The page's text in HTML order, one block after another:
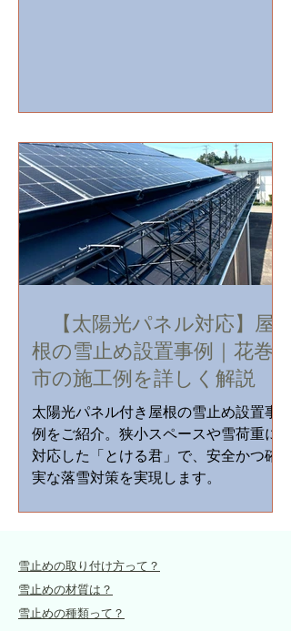
【太陽光パネル対応】屋
根の雪止め設置事例｜花巻
市の施工例を詳しく解説
太陽光パネル付き屋根の雪止め設置事
例をご紹介。狭小スペースや雪荷重に
対応した「とける君」で、安全かつ確
実な落雪対策を実現します。
雪止めの取り付け方って？
雪止めの材質は？
雪止めの種類って？